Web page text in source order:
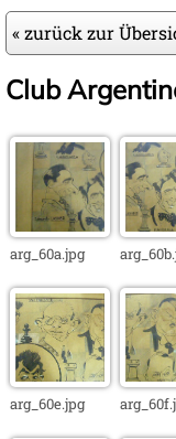
« zurück zur
Club
arg_60a.jpg
arg_60e.jpg